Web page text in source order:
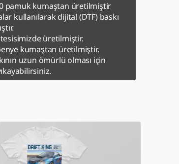
pamuk kumaştan üretilmiştir
kullanılarak dijital (DTF) baskı
üretilmiştir.
kumaştan üretilmiştir.
uzun ömürlü olması için